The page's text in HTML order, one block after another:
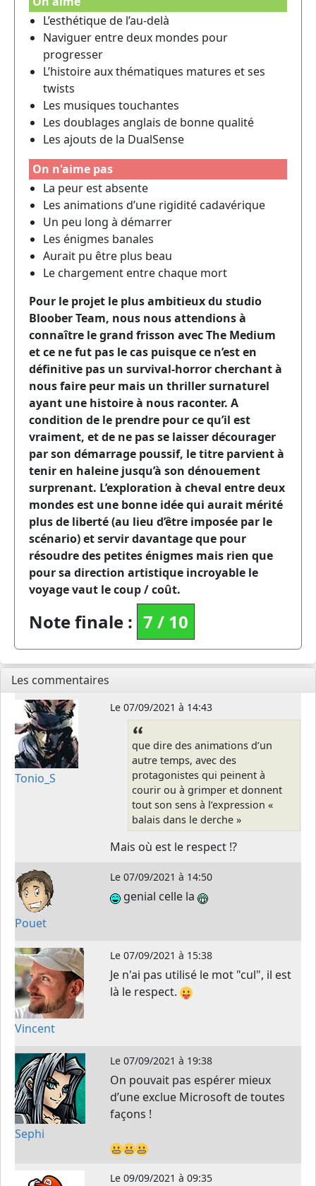
L’esthétique de l’au-delà
Naviguer entre deux mondes pour
progresser
L’histoire aux thématiques matures et ses
twists
Les musiques touchantes
Les doublages anglais de bonne qualité
Les ajouts de la DualSense
On n'aime pas
La peur est absente
Les animations d’une rigidité cadavérique
Un peu long à démarrer
Les énigmes banales
Aurait pu être plus beau
Le chargement entre chaque mort
Pour le projet le plus ambitieux du studio
Bloober Team, nous nous attendions à
connaître le grand frisson avec The Medium
et ce ne fut pas le cas puisque ce n’est en
définitive pas un survival-horror cherchant à
nous faire peur mais un thriller surnaturel
ayant une histoire à nous raconter. A
condition de le prendre pour ce qu’il est
vraiment, et de ne pas se laisser décourager
par son démarrage poussif, le titre parvient à
tenir en haleine jusqu’à son dénouement
surprenant. L’exploration à cheval entre deux
mondes est une bonne idée qui aurait mérité
plus de liberté (au lieu d’être imposée par le
scénario) et servir davantage que pour
résoudre des petites énigmes mais rien que
pour sa direction artistique incroyable le
voyage vaut le coup / coût.
Note finale : 7 / 10
Les commentaires
Tonio_S
Le07/09/2021 à 14:43
que dire des animations d’un
autre temps, avec des
protagonistes qui peinent à
courir ou à grimper et donnent
tout son sens à l’expression «
balais dans le derche »
Mais où est le respect !?
Pouet
Le07/09/2021 à 14:50
genial celle la
Vincent
Le07/09/2021 à 15:38
Je n'ai pas utilisé le mot "cul", il est
là le respect.
Sephi
Le07/09/2021 à 19:38
On pouvait pas espérer mieux
d’une exclue Microsoft de toutes
façons !
Le09/09/2021 à 09:35